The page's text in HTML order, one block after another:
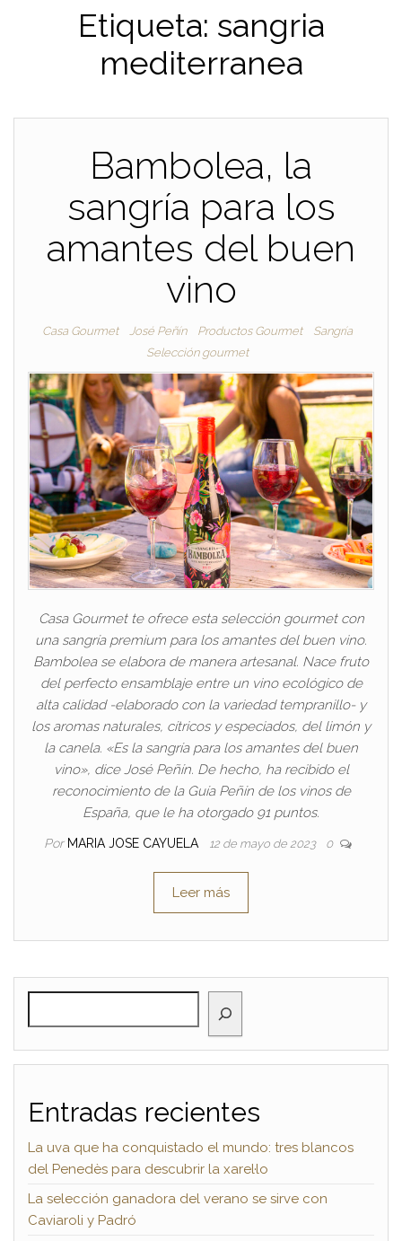
Etiqueta: sangria
mediterranea
Bambolea, la
sangría para los
amantes del buen
vino
Casa Gourmet José Peñín Productos Gourmet
Sangría
Selección gourmet
Casa Gourmet te ofrece esta selección gourmet con
una sangría premium para los amantes del buen vino.
Bambolea se elabora de manera artesanal. Nace fruto
del perfecto ensamblaje entre un vino ecológico de
alta calidad -elaborado con la variedad tempranillo- y
los aromas naturales, cítricos y especiados, del limón y
la canela. «Es la sangría para los amantes del buen
vino», dice José Peñín. De hecho, ha recibido el
reconocimiento de la Guía Peñín de los vinos de
España, que le ha otorgado 91 puntos.
Por MARIA JOSE CAYUELA 12 de mayo de 2023 0
Leer más
Entradas recientes
La uva que ha conquistado el mundo: tres blancos
del Penedès para descubrir la xarel·lo
La selección ganadora del verano se sirve con
Caviaroli y Padró